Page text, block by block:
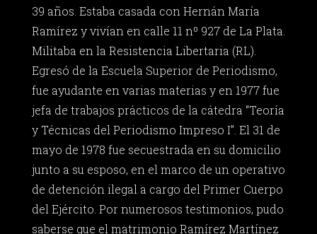
39 años. Estaba casada con Hernán María
Ramírez y vivían en calle 11 nº 927 de La Plata.
Militaba en la Resistencia Libertaria (RL).
Egresó de la Escuela Superior de Periodismo,
fue ayudante en varias materias y en 1977 fue
jefa de trabajos prácticos de la cátedra “Teoría
y Técnicas del Periodismo Impreso I”. El 31 de
mayo de 1978 fue secuestrada en su domicilio
junto a su esposo, en el marco de un operativo
de detención ilegal a cargo del Primer Cuerpo
del Ejército. Por numerosos testimonios, pudo
saberse que el matrimonio Ramírez Martínez